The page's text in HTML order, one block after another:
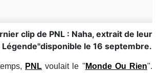
clip de PNL : Naha, extrait de leur
Légende''disponible le 16 septembre.
PNL voulait le ''Monde Ou Rien''.